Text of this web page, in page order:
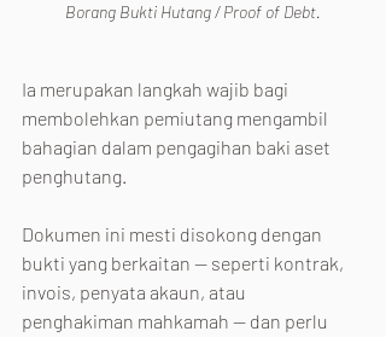
Borang Bukti Hutang / Proof of Debt.
Ia merupakan langkah wajib bagi
membolehkan pemiutang mengambil
bahagian dalam pengagihan baki aset
penghutang.
Dokumen ini mesti disokong dengan
bukti yang berkaitan — seperti kontrak,
invois, penyata akaun, atau
penghakiman mahkamah — dan perlu